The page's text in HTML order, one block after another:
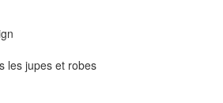
les jupes et robes